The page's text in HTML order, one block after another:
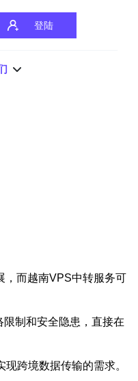
登陆
，而越南VPS中转服务可
制和安全隐患，直接在
跨境数据传输的需求。